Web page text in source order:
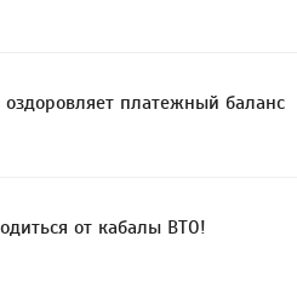
платежный баланс
от кабалы ВТО!